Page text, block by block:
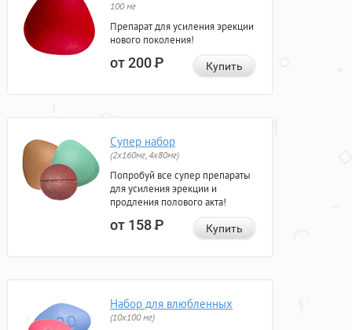
100 мг
Препарат для усиления эрекции
нового поколения!
от 200Р Купить
Супер набор
(2х160мг, 4х80мг)
Попробуй все супер препараты
для усиления эрекции и
продления полового акта!
от 158Р Купить
Набор для влюбленных
(10х100 мг)